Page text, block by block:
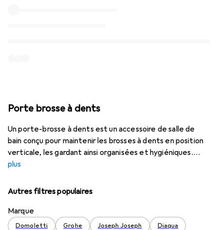
Porte brosse à dents
Un porte-brosse à dents est un accessoire de salle de
bain conçu pour maintenir les brosses à dents en position
verticale, les gardant ainsi organisées et hygiéniques.
plus
Autres filtres populaires
Marque
Domoletti Grohe Joseph Joseph Diaqua